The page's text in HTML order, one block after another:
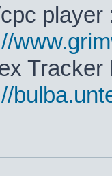
player
Tracker